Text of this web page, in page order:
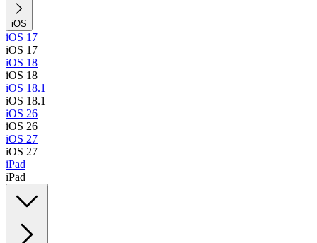
iOS
iOS 17
iOS 17
iOS 18
iOS 18
iOS 18.1
iOS 18.1
iOS 26
iOS 26
iOS 27
iOS 27
iPad
iPad